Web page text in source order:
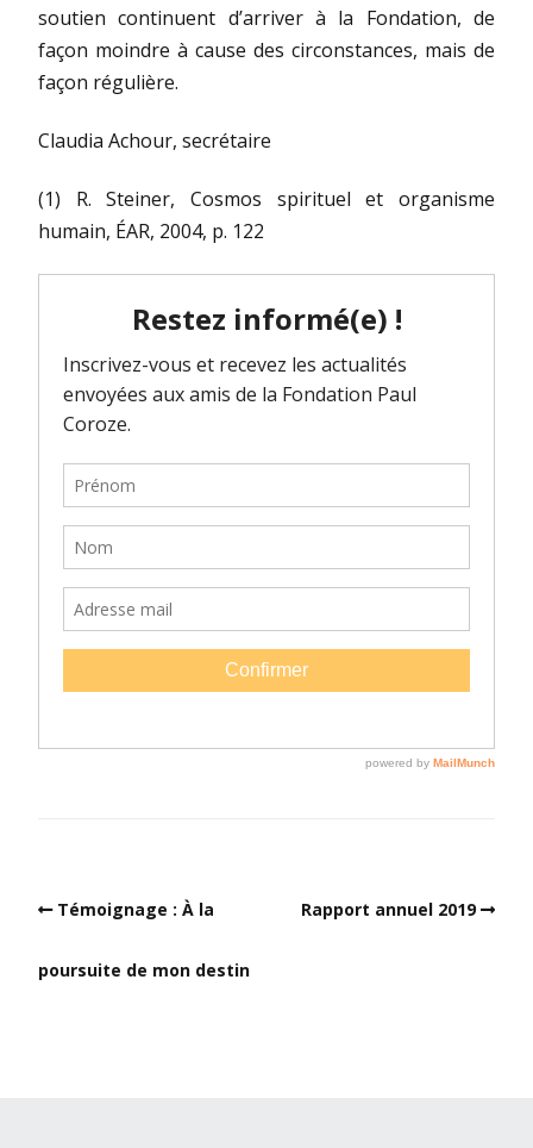
soutien continuent d’arriver à la Fondation, de
façon moindre à cause des circonstances, mais de
façon régulière.
Claudia Achour, secrétaire
(1) R. Steiner, Cosmos spirituel et organisme
humain, ÉAR, 2004, p. 122
Témoignage : À la
poursuite de mon destin
Rapport annuel 2019